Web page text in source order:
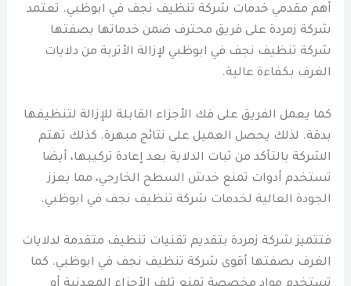
أهم مقدمي خدمات شركة تنظيف نجف في ابوظبي. تعتمد
شركة زمردة على فريق محترف ضمن خدماتها بصفتها
شركة تنظيف نجف في ابوظبي لإزالة الأتربة من دلايات
الغرف بكفاءة عالية.
كما يعمل الفريق على فك الأجزاء القابلة للإزالة لتنظيفها
بدقة. لذلك يحصل العميل على نتائج مبهرة. كذلك تهتم
الشركة بالتأكد من ثبات الدلاية بعد إعادة تركيبها، أيضا
تستخدم أدوات تمنع خدش السطح الخارجي، مما يعزز
الجودة العالية لخدمات شركة تنظيف نجف في ابوظبي.
فتتميز شركة زمردة بتقديم تقنيات تنظيف متقدمة لدلايات
الغرف بصفتها أقوى شركة تنظيف نجف في ابوظبي. كما